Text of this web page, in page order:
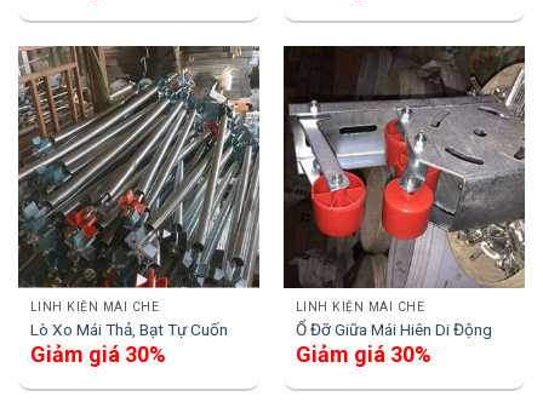
LINH KIỆN MÁI CHE
Lò Xo Mái Thả, Bạt Tự Cuốn
Giảm giá 30%
LINH KIỆN MÁI CHE
Ổ Đỡ Giữa Mái Hiên Di Động
Giảm giá 30%